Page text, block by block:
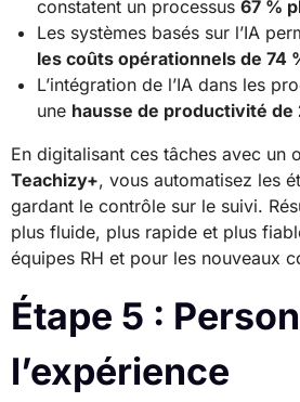
constatent un processus 67 %
Les systèmes basés sur l’IA
les coûts opérationnels de 74
L’intégration de l’IA dans les
une hausse de productivité de
En digitalisant ces tâches avec un
Teachizy+, vous automatisez les
gardant le contrôle sur le suivi.
plus fluide, plus rapide et plus
équipes RH et pour les nouveaux
Étape 5 :
l’expérience